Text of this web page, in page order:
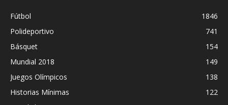
Fútbol
1846
Polideportivo
741
Básquet
154
Mundial 2018
149
Juegos Olímpicos
138
Historias Mínimas
122